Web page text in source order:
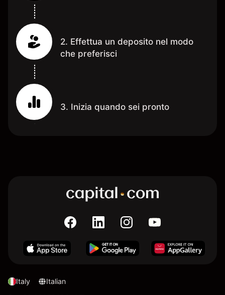
2. Effettua un deposito nel modo
che preferisci
3. Inizia quando sei pronto
Italy Italian